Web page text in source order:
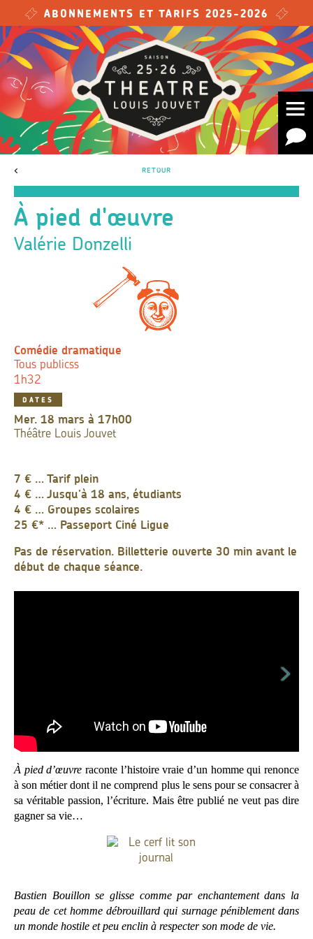
Skip to main content
ABONNEMENTS ET TARIFS 2025-2026
< RETOUR
À pied d'œuvre
Valérie Donzelli
Comédie dramatique
Tous publicss
1h32
DATES
mer. 18 mars à 17h00
Théâtre Louis Jouvet
7 € … Tarif plein
4 € … Jusqu’à 18 ans, étudiants
4 € … Groupes scolaires
25 €* … Passeport Ciné Ligue
Pas de réservation. Billetterie ouverte 30 min avant le
début de chaque séance.
À pied d’œuvre raconte l’histoire vraie d’un homme qui renonce
à son métier dont il ne comprend plus le sens pour se consacrer à
sa véritable passion, l’écriture. Mais être publié ne veut pas dire
gagner sa vie…
Bastien Bouillon se glisse comme par enchantement dans la
peau de cet homme débrouillard qui surnage péniblement dans
un monde hostile et peu enclin à respecter son mode de vie.